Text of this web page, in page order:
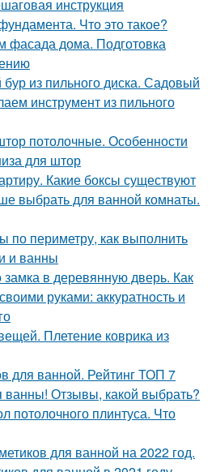
инструкция
Что это такое?
фасада дома. Подготовка
из пильного диска. Садовый
инструмент из пильного
потолочные. Особенности
для штор
Какие боксы существуют
выбрать для ванной комнаты.
по периметру, как выполнить
и ванны
замка в деревянную дверь. Как
руками: аккуратность и
Плетение коврика из
для ванной. Рейтинг ТОП 7
ванны! Отзывы, какой выбрать?
потолочного плинтуса. Что
для ванной на 2022 год.